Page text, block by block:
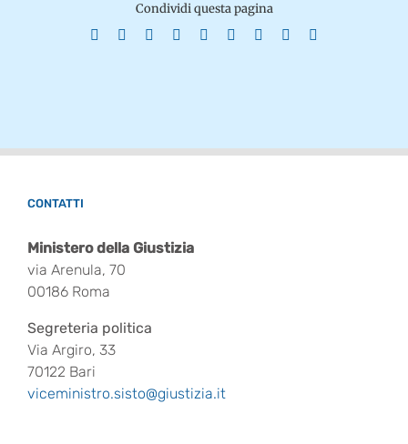
Condividi questa pagina
Facebook Reddit LinkedInWhatsApp
TumblrPinterest
CONTATTI
Ministero della Giustizia
via Arenula, 70
00186 Roma
Segreteria politica
Via Argiro, 33
70122 Bari
viceministro.sisto@giustizia.it